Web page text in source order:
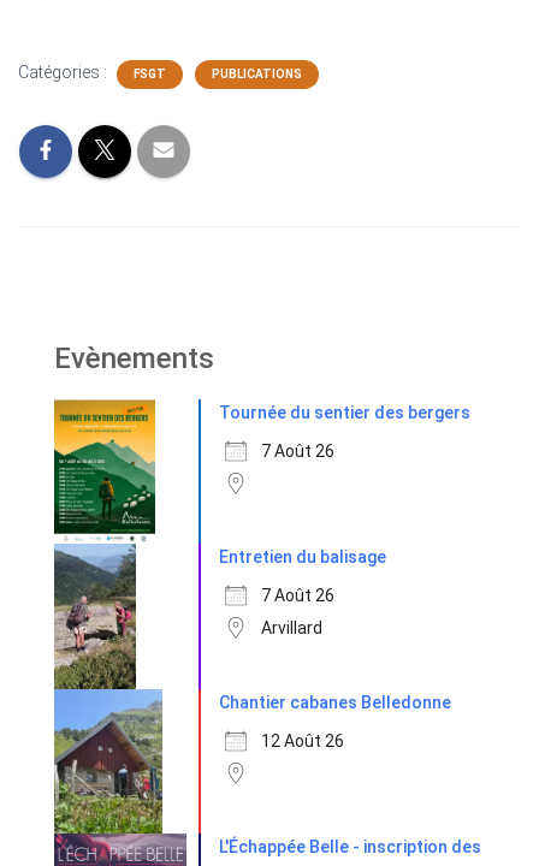
Catégories : FSGT PUBLICATIONS
Evènements
Tournée du sentier des bergers
7 Août 26
Entretien du balisage
7 Août 26
Arvillard
Chantier cabanes Belledonne
12 Août 26
L'Échappée Belle - inscription des